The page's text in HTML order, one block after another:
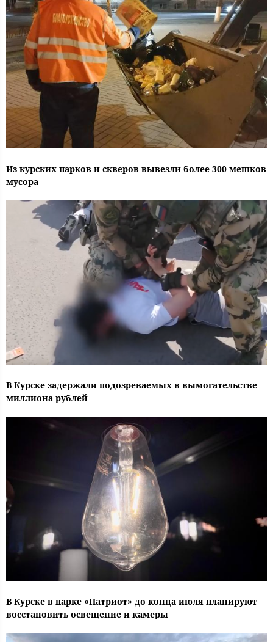
Из курских парков и скверов вывезли более 300 мешков
мусора
В Курске задержали подозреваемых в вымогательстве
миллиона рублей
В Курске в парке «Патриот» до конца июля планируют
восстановить освещение и камеры